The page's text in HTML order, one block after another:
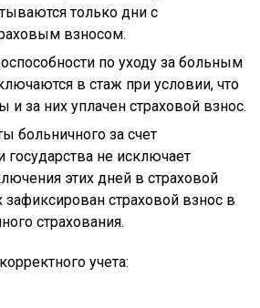
только дни с
взносом.
по уходу за больным
в стаж при условии, что
и за них уплачен страховой взнос.
больничного за счет
государства не исключает
этих дней в страховой
зафиксирован страховой взнос в
страхования.
учета: